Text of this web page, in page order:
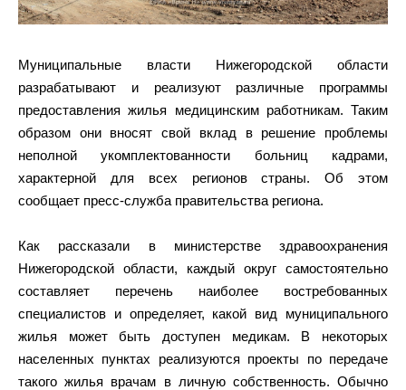
Муниципальные власти Нижегородской области
разрабатывают и реализуют различные программы
предоставления жилья медицинским работникам. Таким
образом они вносят свой вклад в решение проблемы
неполной укомплектованности больниц кадрами,
характерной для всех регионов страны. Об этом
сообщает пресс-служба правительства региона.
Как рассказали в министерстве здравоохранения
Нижегородской области, каждый округ самостоятельно
составляет перечень наиболее востребованных
специалистов и определяет, какой вид муниципального
жилья может быть доступен медикам. В некоторых
населенных пунктах реализуются проекты по передаче
такого жилья врачам в личную собственность. Обычно